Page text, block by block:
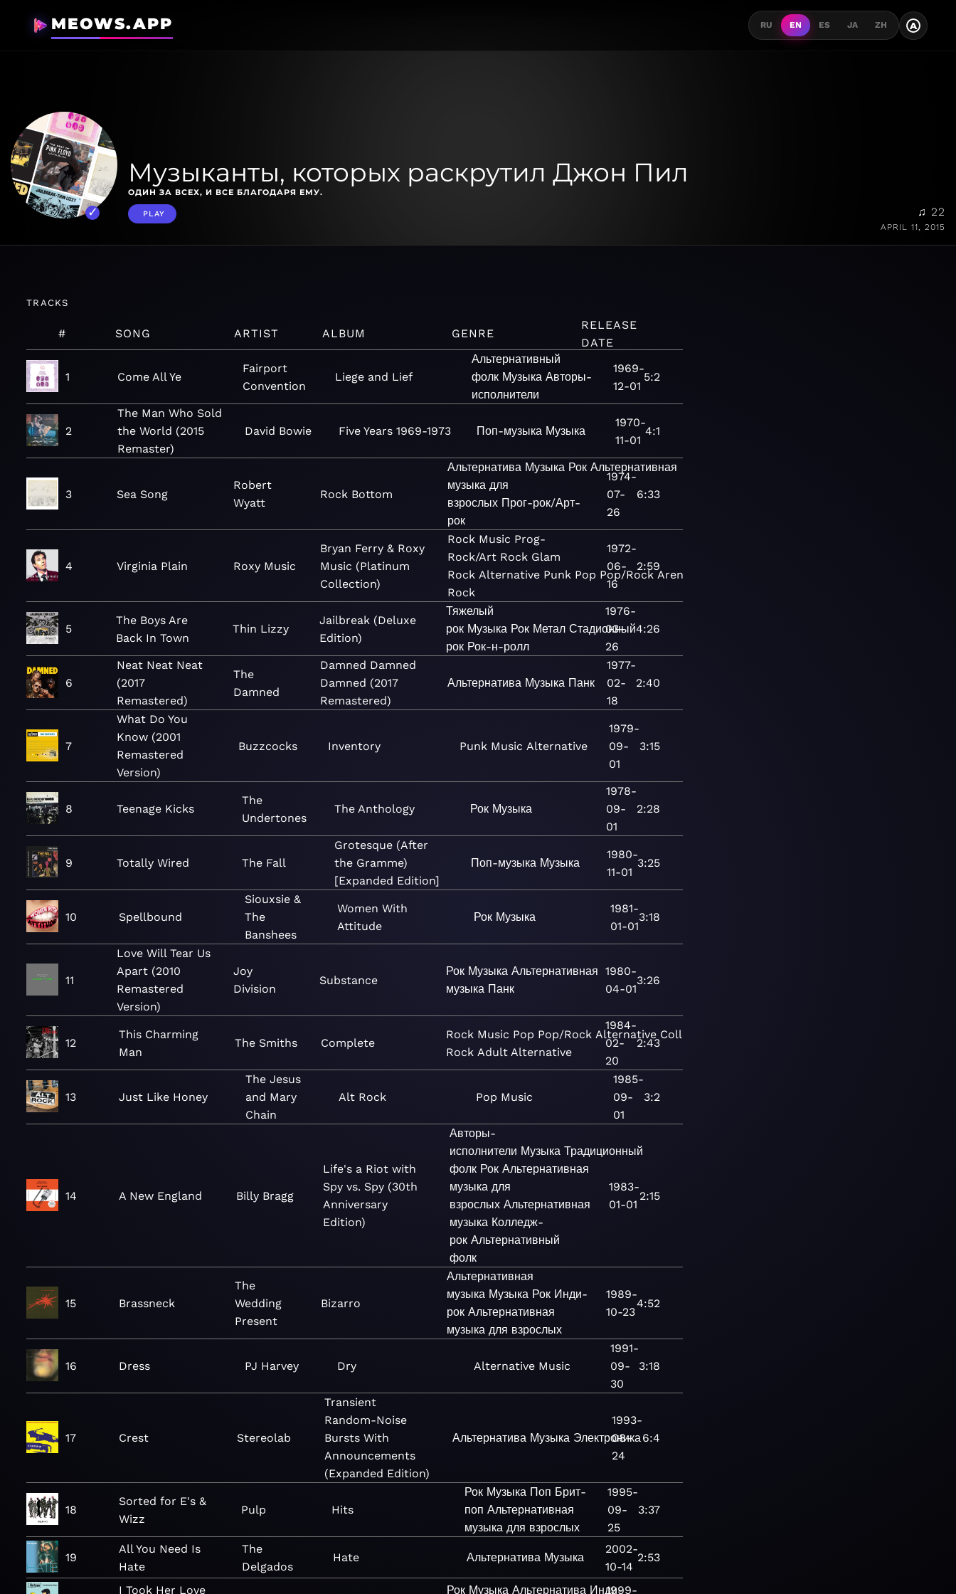
MEOWS.APP RU EN ES JA ZH A
Музыканты, которых раскрутил Джон Пил
ОДИН ЗА ВСЕХ, И ВСЕ БЛАГОДАРЯ ЕМУ.
PLAY ♫ 22
APRIL 11, 2015
TRACKS
# SONG ARTIST ALBUM GENRE
RELEASE
DATE
1 Come All Ye
Fairport
Convention
Liege and Lief
Альтернативный
фолк Музыка Авторы-
исполнители
1969-
12-01
5:2
2
The Man Who Sold
the World (2015
Remaster)
David Bowie Five Years 1969-1973 Поп-музыка Музыка
1970-
11-01
4:1
3 Sea Song
Robert
Wyatt
Rock Bottom
Альтернатива Музыка Рок Альтернативная
музыка для
взрослых Прог-рок/Арт-
рок
1974-
07-
26
6:33
4 Virginia Plain Roxy Music
Bryan Ferry & Roxy
Music (Platinum
Collection)
Rock Music Prog-
Rock/Art Rock Glam
Rock Alternative Punk Pop Pop/Rock Arena
Rock
1972-
06-
16
2:59
5
The Boys Are
Back In Town
Thin Lizzy
Jailbreak (Deluxe
Edition)
Тяжелый
рок Музыка Рок Метал Стадионный
рок Рок-н-ролл
1976-
03-
26
4:26
6
Neat Neat Neat
(2017
Remastered)
The
Damned
Damned Damned
Damned (2017
Remastered)
Альтернатива Музыка Панк
1977-
02-
18
2:40
7
What Do You
Know (2001
Remastered
Version)
Buzzcocks Inventory Punk Music Alternative
1979-
09-
01
3:15
8 Teenage Kicks
The
Undertones
The Anthology Рок Музыка
1978-
09-
01
2:28
9 Totally Wired The Fall
Grotesque (After
the Gramme)
[Expanded Edition]
Поп-музыка Музыка
1980-
11-01
3:25
10 Spellbound
Siouxsie &
The
Banshees
Women With
Attitude
Рок Музыка
1981-
01-01
3:18
11
Love Will Tear Us
Apart (2010
Remastered
Version)
Joy
Division
Substance
Рок Музыка Альтернативная
музыка Панк
1980-
04-01
3:26
12
This Charming
Man
The Smiths Complete
Rock Music Pop Pop/Rock Alternative College
Rock Adult Alternative
1984-
02-
20
2:43
13 Just Like Honey
The Jesus
and Mary
Chain
Alt Rock Pop Music
1985-
09-
01
3:2
14 A New England Billy Bragg
Life's a Riot with
Spy vs. Spy (30th
Anniversary
Edition)
Авторы-
исполнители Музыка Традиционный
фолк Рок Альтернативная
музыка для
взрослых Альтернативная
музыка Колледж-
рок Альтернативный
фолк
1983-
01-01
2:15
15 Brassneck
The
Wedding
Present
Bizarro
Альтернативная
музыка Музыка Рок Инди-
рок Альтернативная
музыка для взрослых
1989-
10-23
4:52
16 Dress PJ Harvey Dry Alternative Music
1991-
09-
30
3:18
17 Crest Stereolab
Transient
Random-Noise
Bursts With
Announcements
(Expanded Edition)
Альтернатива Музыка Электроника
1993-
08-
24
6:4
18
Sorted for E's &
Wizz
Pulp Hits
Рок Музыка Поп Брит-
поп Альтернативная
музыка для взрослых
1995-
09-
25
3:37
19
All You Need Is
Hate
The
Delgados
Hate Альтернатива Музыка
2002-
10-14
2:53
I Took Her Love Рок Музыка Альтернатива Инди-
1999-